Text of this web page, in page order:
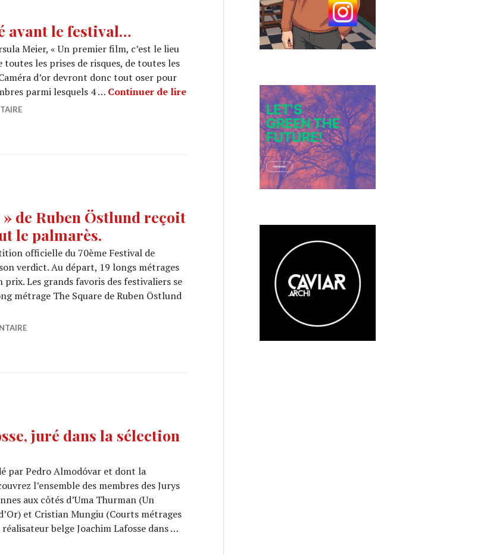
avant le festival…
Meier, « Un premier film, c’est le lieu
toutes les prises de risques, de toutes les
d’or devront donc tout oser pour
parmi lesquels 4 … Continuer de lireCANNES 2018 : Ça s’est passé avant le festival…
» de Ruben Östlund reçoit
le palmarès.
officielle du 70ème Festival de
verdict. Au départ, 19 longs métrages
Les grands favoris des festivaliers se
métrage The Square de Ruben Östlund
2017 : « The Square » de Ruben Östlund reçoit la Palme d’Or. Découvrez tout le palmarès.
juré dans la sélection
par Pedro Almodóvar et dont la
l’ensemble des membres des Jurys
aux côtés d’Uma Thurman (Un
et Cristian Mungiu (Courts métrages
belge Joachim Lafosse dans …
juré dans la sélection Un Certain Regard